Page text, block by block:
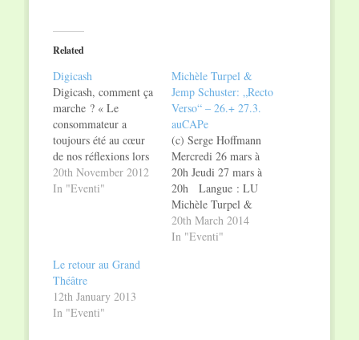
(Opens
in
new
Related
Digicash
Digicash, comment ça
marche ? « Le
consommateur a
toujours été au cœur
de nos réflexions lors
de l’élaboration de
Digicash, c’est
utiliser » explique
Georges Berscheid,
co-fondateur de
Digicash. Et force est
20th November 2012
In "Eventi"
Michèle Turpel &
Jemp Schuster: „Recto
Verso“ – 26.+ 27.3.
auCAPe
(c) Serge Hoffmann
Mercredi 26 mars à
20h Jeudi 27 mars à
20h Langue : LU
Michèle Turpel &
Jemp Schuster „Recto
Verso“ Jemp
20th March 2014
In "Eventi"
Le retour au Grand
Théâtre
12th January 2013
In "Eventi"